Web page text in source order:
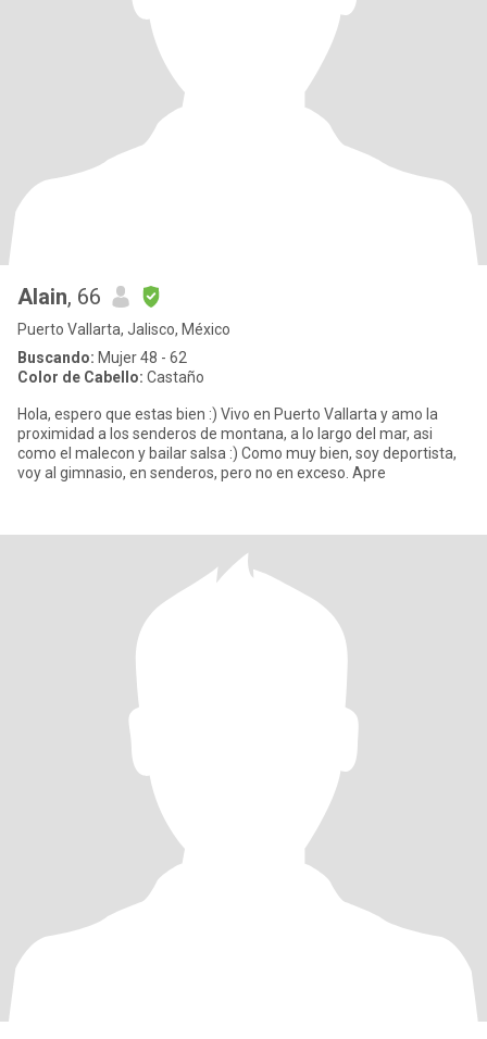
Alain, 66
Puerto Vallarta, Jalisco, México
Buscando: Mujer 48 - 62
Color de Cabello: Castaño
Hola, espero que estas bien :) Vivo en Puerto Vallarta y amo la
proximidad a los senderos de montana, a lo largo del mar, asi
como el malecon y bailar salsa :) Como muy bien, soy deportista,
voy al gimnasio, en senderos, pero no en exceso. Apre